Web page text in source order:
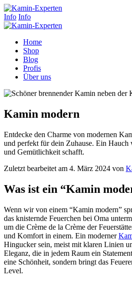
Info Info
Home
Shop
Blog
Profis
Über uns
Kamin modern
Entdecke den Charme von modernen
und perfekt für dein Zuhause. Ein Hauch
und Gemütlichkeit schafft.
Zuletzt bearbeitet am 4. März 2024 von
Was ist ein “Kamin
Wenn wir von einem “Kamin modern”
das knisternde Feuerchen bei Oma
um die Crème de la Crème der
und Komfort in einem. Ein moderner
Hingucker sein, meist mit klaren Linien
Eleganz, die in jedem Raum ein
eine Schönheit, sondern bringt das
Level.